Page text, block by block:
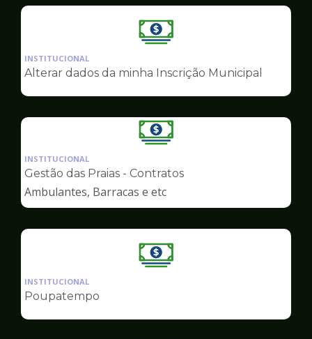
Ilustração
pagina
Finanças
INSTITUCIONAL
Alterar dados da minha Inscrição Municipal
Ilustração
pagina
de
Finanças
INSTITUCIONAL
Gestão das Praias - Contratos
Ambulantes, Barracas e etc
Ilustração
Finanças
INSTITUCIONAL
Poupatempo